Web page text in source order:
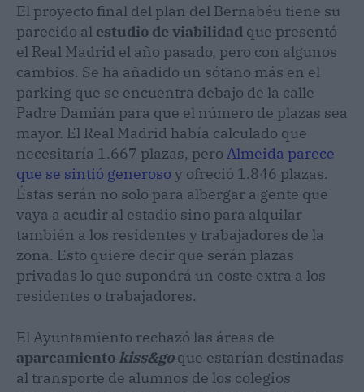
El proyecto final del plan del Bernabéu tiene su
parecido al estudio de viabilidad que presentó
el Real Madrid el año pasado, pero con algunos
cambios. Se ha añadido un sótano más en el
parking que se encuentra debajo de la calle
Padre Damián para que el número de plazas sea
mayor. El Real Madrid había calculado que
necesitaría 1.667 plazas, pero Almeida parece
que se sintió generoso y ofreció 1.846 plazas.
Éstas serán no solo para albergar a gente que
vaya a acudir al estadio sino para alquilar
también a los residentes y trabajadores de la
zona. Esto quiere decir que serán plazas
privadas lo que supondrá un coste extra a los
residentes o trabajadores.
El Ayuntamiento rechazó las áreas de
aparcamiento kiss&goque estarían destinadas
al transporte de alumnos de los colegios